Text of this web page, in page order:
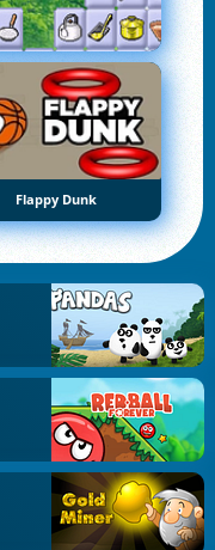
Flappy Dunk